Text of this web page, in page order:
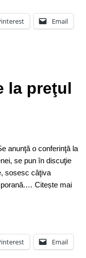
Email
la preţul
anunţă o conferinţă la
se pun în discuţie
sosesc câţiva
Citește mai
Email